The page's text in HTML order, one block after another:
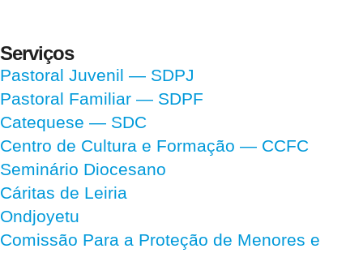
Serviços
Pastoral Juvenil — SDPJ
Pastoral Familiar — SDPF
Catequese — SDC
Centro de Cultura e Formação — CCFC
Seminário Diocesano
Cáritas de Leiria
Ondjoyetu
Comissão Para a Proteção de Menores e